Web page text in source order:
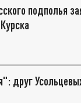
подполья
друг